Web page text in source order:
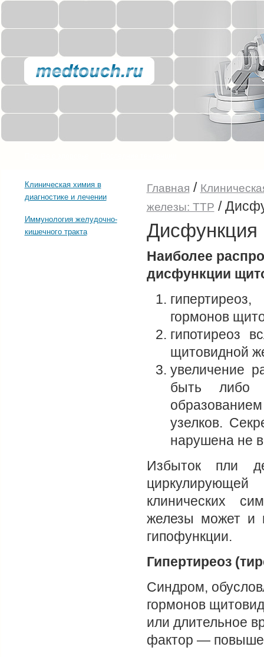
Клиническая химия в
диагностике и лечении
Иммунология желудочно-
кишечного тракта
Главная /
железы: ТТР /
Дисфункция
Наиболее
дисфункции
гормонов
гипотиреоз
щитовидной
увеличение
быть либо
узелков.
нарушена не
Избыток пли
клинических
железы может и
гипофункции.
Гипертиреоз
Синдром,
гормонов
или длительное
фактор —